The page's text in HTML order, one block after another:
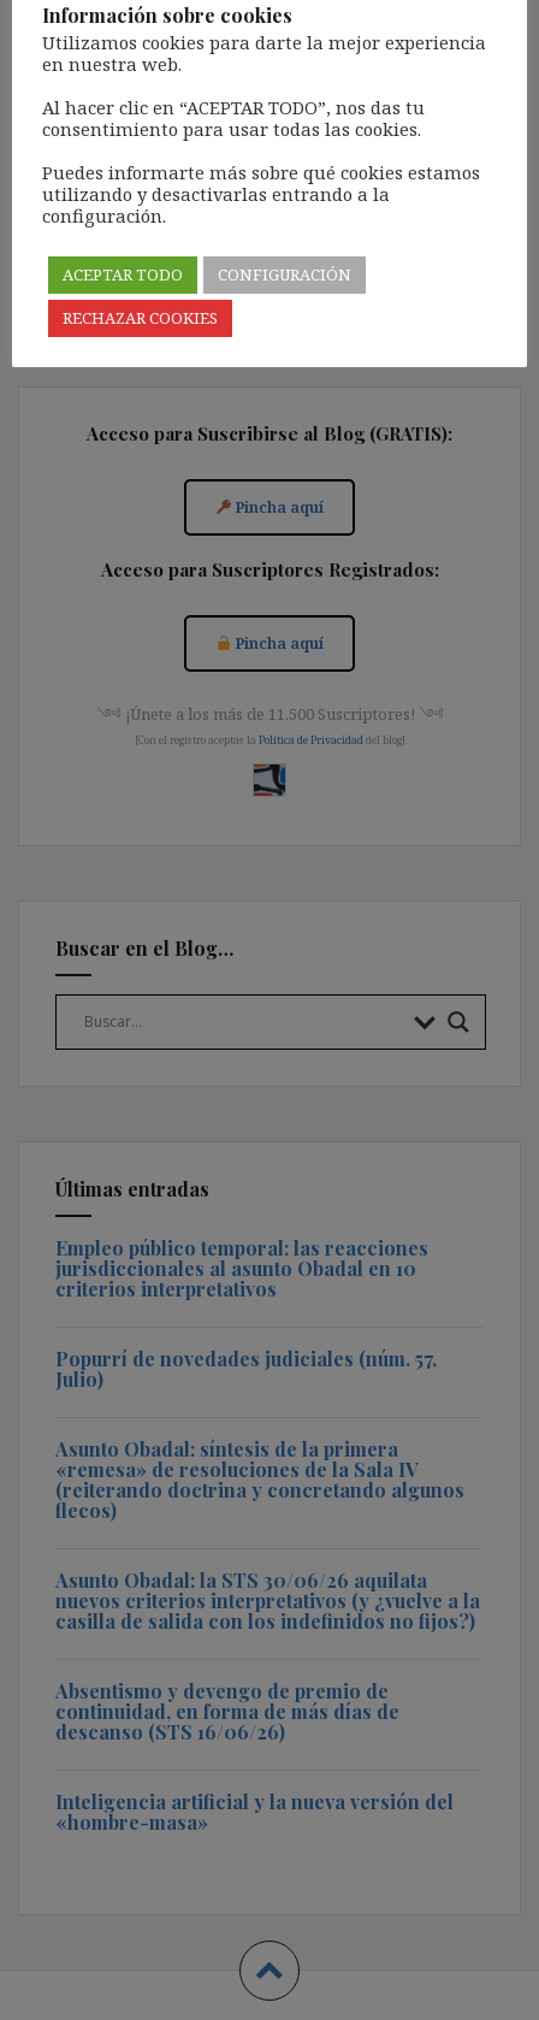
Más de 11.500 personas ya se han suscrito.
Lamento los inconvenientes que este trámite pueda
causar.
[Con el registro aceptas la política de privacidad del
blog: https://ignasibeltran.com/politica-de-privacidad/]
Navegación
entradas
ENTRADAS SIGUIENTES
Acceso para Suscribirse al Blog (GRATIS):
Pincha aquí
Acceso para Suscriptores Registrados:
Pincha aquí
༺ ¡Únete a los más de 11.500 Suscriptores! ༺
[Con el registro aceptas la Política de Privacidad del blog]
Buscar en el Blog…
Últimas entradas
Empleo público temporal: las reacciones
jurisdiccionales al asunto Obadal en 10
criterios interpretativos
Popurrí de novedades judiciales (núm. 57,
Julio)
Asunto Obadal: síntesis de la primera
«remesa» de resoluciones de la Sala IV
(reiterando doctrina y concretando algunos
flecos)
Asunto Obadal: la STS 30/06/26 aquilata
nuevos criterios interpretativos (y ¿vuelve a la
casilla de salida con los indefinidos no fijos?)
Absentismo y devengo de premio de
continuidad, en forma de más días de
descanso (STS 16/06/26)
Inteligencia artificial y la nueva versión del
«hombre-masa»
Información sobre cookies
Utilizamos cookies para darte la mejor experiencia
en nuestra web.
Al hacer clic en “ACEPTAR TODO”, nos das tu
consentimiento para usar todas las cookies.
Puedes informarte más sobre qué cookies estamos
utilizando y desactivarlas entrando a la
configuración.
ACEPTAR TODO
CONFIGURACIÓN
RECHAZAR COOKIES